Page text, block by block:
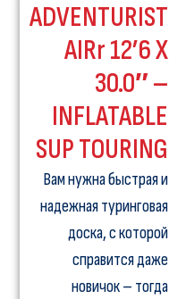
ADVENTURIST
AIRr 12’6 X
30.0″ –
INFLATABLE
SUP TOURING
Вам нужна быстрая и
надежная туринговая
доска, с которой
справится даже
новичок – тогда